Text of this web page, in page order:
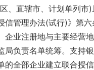
、直辖市、计划单列市
信管理办法(试行)》第
企业注册地与主要经营
局负责名单统筹。支持
的全部企业建立联合授